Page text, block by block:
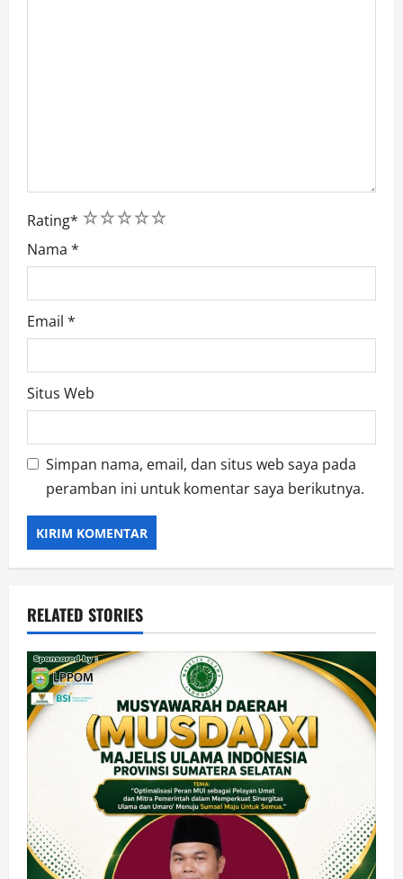
Rating* 5
4
3
2
1
Nama *
Email *
Situs Web
Simpan nama, email, dan situs web saya pada
peramban ini untuk komentar saya berikutnya.
RELATED STORIES